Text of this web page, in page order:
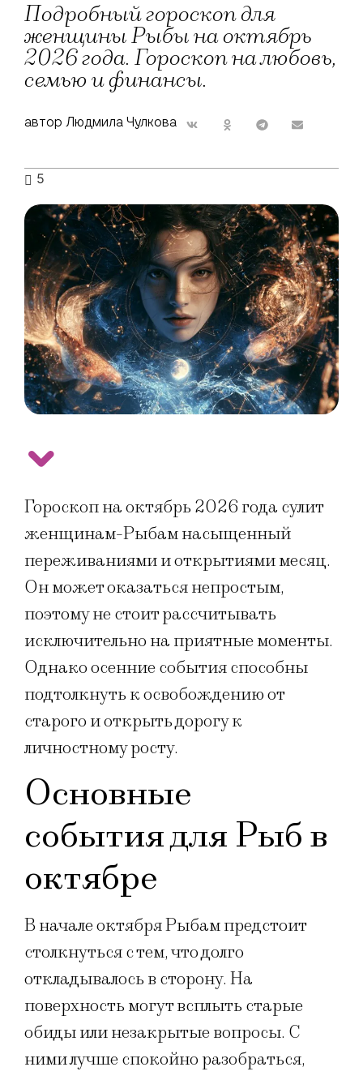
Подробный гороскоп для
женщины Рыбы на октябрь
2026 года. Гороскоп на любовь,
семью и финансы.
автор Людмила Чулкова
5
Гороскоп на октябрь 2026 года сулит
женщинам-Рыбам насыщенный
переживаниями и открытиями месяц.
Он может оказаться непростым,
поэтому не стоит рассчитывать
исключительно на приятные моменты.
Однако осенние события способны
подтолкнуть к освобождению от
старого и открыть дорогу к
личностному росту.
Основные
события для Рыб в
октябре
В начале октября Рыбам предстоит
столкнуться с тем, что долго
откладывалось в сторону. На
поверхность могут всплыть старые
обиды или незакрытые вопросы. С
ними лучше спокойно разобраться,